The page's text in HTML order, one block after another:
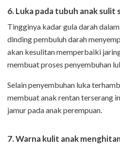
6. Luka pada tubuh anak sulit
Tingginya kadar gula darah
dinding pembuluh darah
akan kesulitan memperbaiki
membuat proses penyembuhan
Selain penyembuhan luka
membuat anak rentan terserang
jamur pada anak perempuan.
7. Warna kulit anak